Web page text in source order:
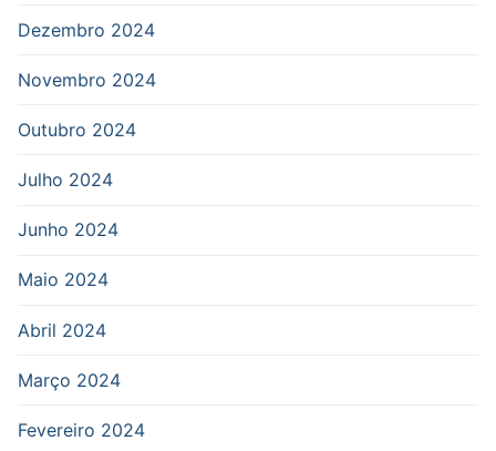
Dezembro 2024
Novembro 2024
Outubro 2024
Julho 2024
Junho 2024
Maio 2024
Abril 2024
Março 2024
Fevereiro 2024